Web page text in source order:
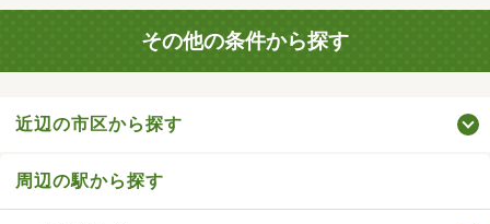
その他の条件から探す
近辺の市区から探す
周辺の駅から探す